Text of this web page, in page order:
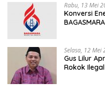
Rabu, 13 Mei
Konversi
Selasa, 12 Mei
Gus Lilur
Rokok